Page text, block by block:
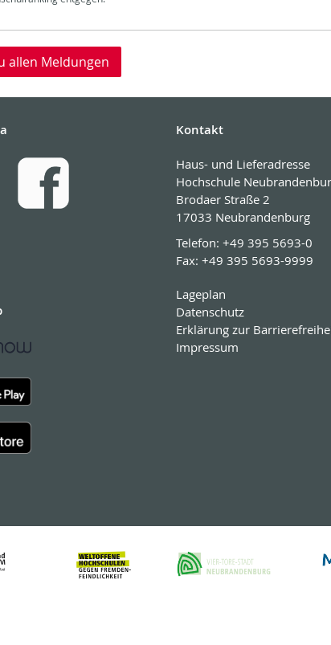
allen Meldungen
Kontakt
Haus- und Lieferadresse
Hochschule
Brodaer Straße 2
17033 Neubrandenburg
Telefon: +49 395 5693-0
Fax: +49 395 5693-9999
Lageplan
Datenschutz
Erklärung zur
Impressum